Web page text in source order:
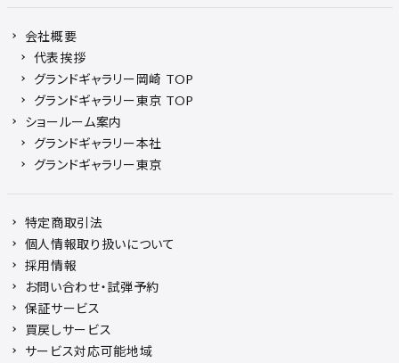
会社概要
代表挨拶
グランドギャラリー岡崎 TOP
グランドギャラリー東京 TOP
ショールーム案内
グランドギャラリー本社
グランドギャラリー東京
特定商取引法
個人情報取り扱いについて
採用情報
お問い合わせ・試弾予約
保証サービス
買戻しサービス
サービス対応可能地域